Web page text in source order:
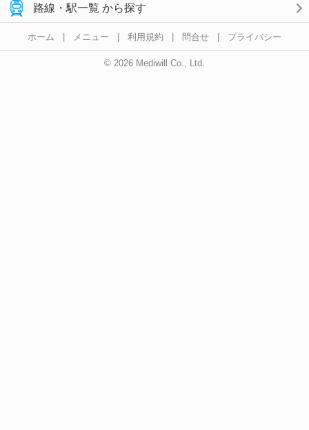
路線・駅一覧 から探す
ホーム | メニュー | 利用規約 | 問合せ | プライバシー
© 2026 Mediwill Co., Ltd.